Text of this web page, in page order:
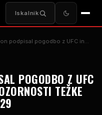
Iskalnik
podpisal pogodbo z UFC in…
POGODBO Z UFC
TEŽKE